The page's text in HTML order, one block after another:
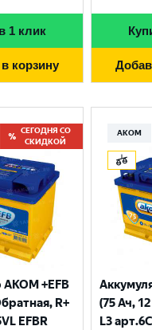
1 клик
корзину
СЕГОДНЯ СО
СКИДКОЙ
+EFB
R+
EFBR
АКОМ
(75 Ач,
L3